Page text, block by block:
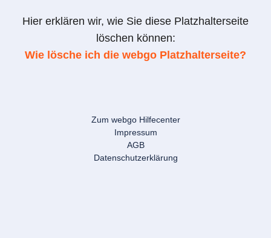
Hier erklären wir, wie Sie diese Platzhalterseite
löschen können:
Wie lösche ich die webgo Platzhalterseite?
Zum webgo Hilfecenter
Impressum
AGB
Datenschutzerklärung